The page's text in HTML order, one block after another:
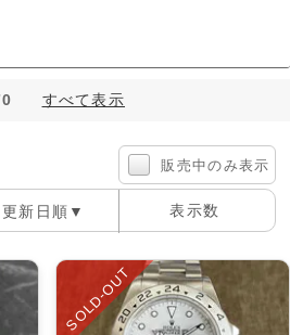
売りたい
マイページ
価格ダウン
ブログ・特集記事
すべて表示
販売中のみ表示
更新日順▼ 表示数
40件
60件
100件
SOLD-OUT